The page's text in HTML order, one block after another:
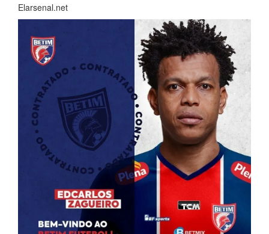
Elarsenal.net